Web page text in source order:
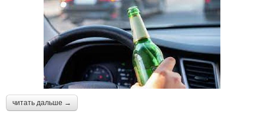
читать дальше →